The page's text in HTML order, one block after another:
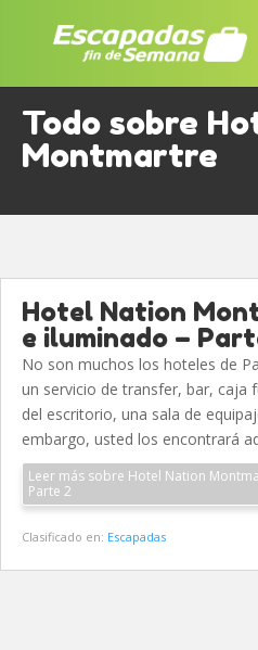
Todo sobre
Montmartre
Hotel Nation
e iluminado –
No son muchos los hoteles de
un servicio de transfer, bar, caja
del escritorio, una sala de
embargo, usted los encontrará
Leer más sobre Hotel Nation
Parte 2
Clasificado en: Escapadas